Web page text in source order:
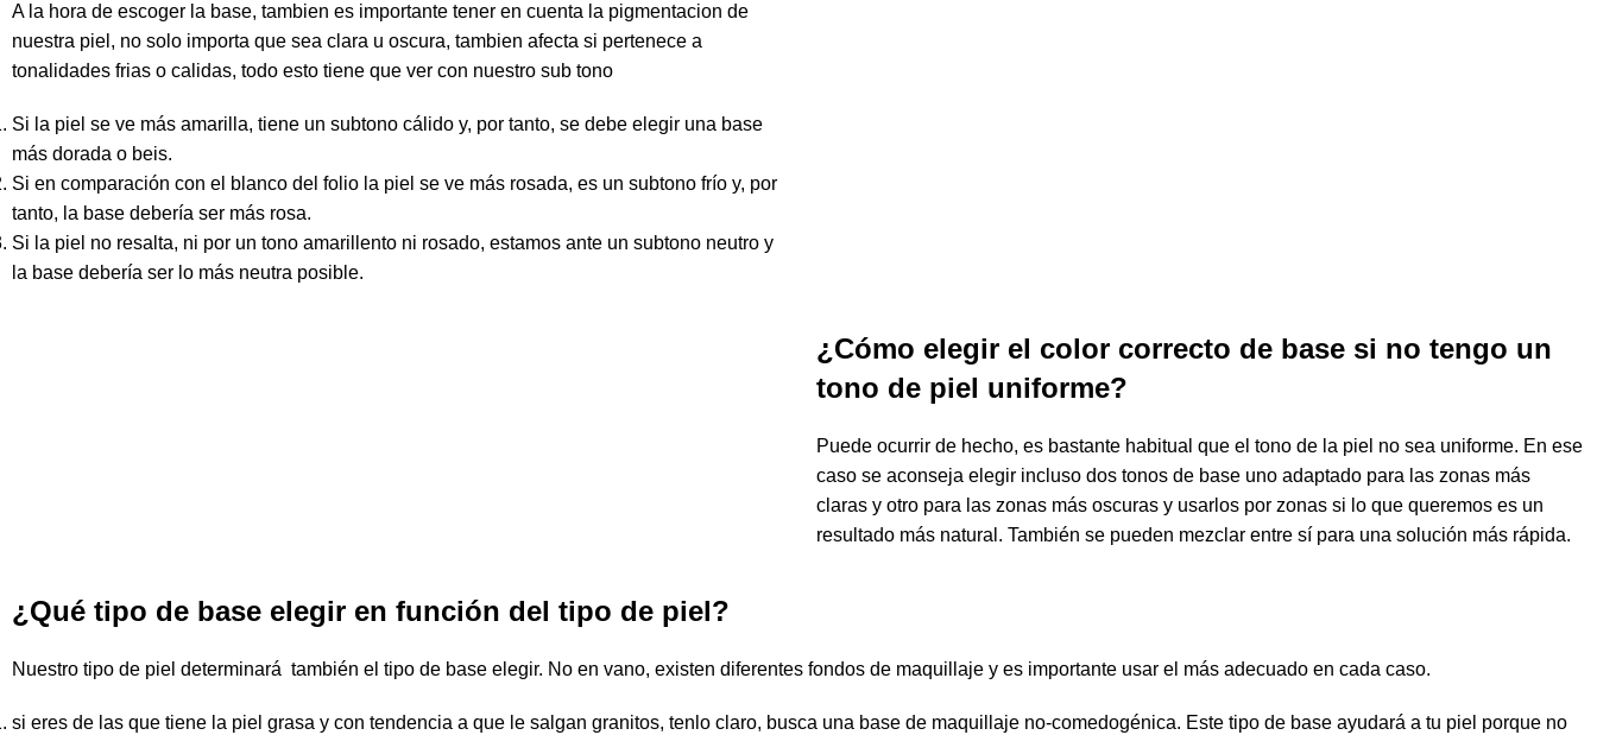
A la hora de escoger la base, tambien es importante tener en cuenta la pigmentacion de
nuestra piel , no solo importa que sea clara u oscura, tambien afecta si pertenece a
tonalidades frias o calidas, todo esto tiene que ver con nuestro sub tono
Si la piel se ve más amarilla, tiene un subtono cálido y, por tanto, se debe elegir una base
más dorada o beis.
Si en comparación con el blanco del folio la piel se ve más rosada, es un subtono frío y, por
tanto, la base debería ser más rosa.
Si la piel no resalta, ni por un tono amarillento ni rosado, estamos ante un subtono neutro y
la base debería ser lo más neutra posible.
¿Cómo elegir el color correcto de base si no tengo un
tono de piel uniforme?
Puede ocurrir de hecho, es bastante habitual que el tono de la piel no sea uniforme. En ese
caso se aconseja elegir incluso dos tonos de base uno adaptado para las zonas más
claras y otro para las zonas más oscuras y usarlos por zonas si lo que queremos es un
resultado más natural . También se pueden mezclar entre sí para una solución más rápida.
¿Qué tipo de base elegir en función del tipo de piel?
Nuestro tipo de piel determinará también el tipo de base elegir. No en vano, existen diferentes fondos de maquillaje y es importante usar el más adecuado en cada caso.
si eres de las que tiene la piel grasa y con tendencia a que le salgan granitos, tenlo claro, busca una base de maquillaje no-comedogénica. Este tipo de base ayudará a tu piel porque no